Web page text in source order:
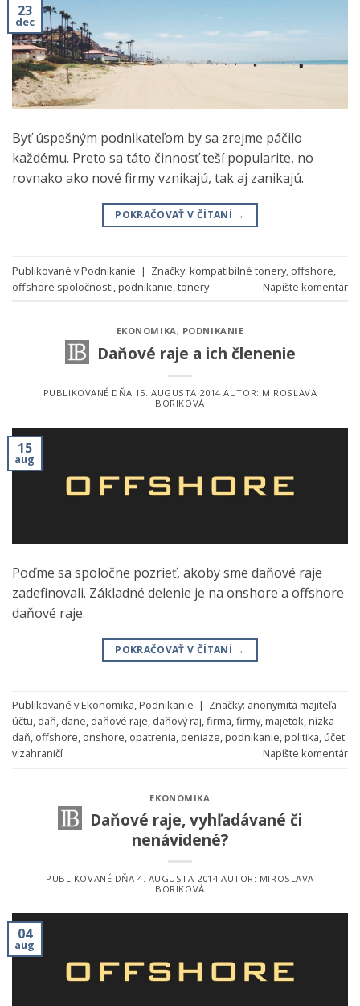
23
dec
Byť úspešným podnikateľom by sa zrejme páčilo
každému. Preto sa táto činnosť teší popularite, no
rovnako ako nové firmy vznikajú, tak aj zanikajú.
POKRAČOVAŤ V ČÍTANÍ →
Publikované vPodnikanie | Značky: kompatibilné tonery, offshore,
offshore spoločnosti,podnikanie,tonery Napíšte komentár
EKONOMIKA, PODNIKANIE
Daňové raje a ich členenie
PUBLIKOVANÉ DŇA 15. AUGUSTA 2014AUTOR: MIROSLAVA
BORIKOVÁ
15
aug
Poďme sa spoločne pozrieť, akoby sme daňové raje
zadefinovali. Základné delenie je na onshore a offshore
daňové raje.
POKRAČOVAŤ V ČÍTANÍ →
Publikované vEkonomika,Podnikanie | Značky: anonymita majiteľa
účtu, daň, dane, daňové raje, daňový raj,firma,firmy,majetok,nízka
daň, offshore, onshore, opatrenia,peniaze,podnikanie,politika,účet
v zahraničí
Napíšte komentár
EKONOMIKA
Daňové raje, vyhľadávané či
nenávidené?
PUBLIKOVANÉ DŇA4. AUGUSTA 2014AUTOR: MIROSLAVA
BORIKOVÁ
04
aug